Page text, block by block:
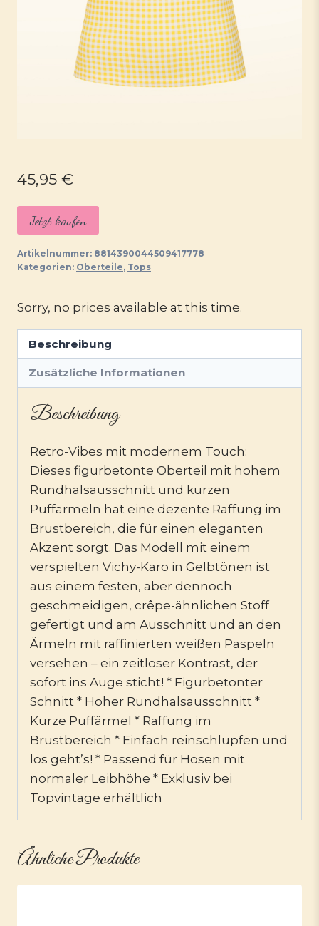
45,95 €
Jetzt kaufen
Artikelnummer: 8814390044509417778
Kategorien: Oberteile, Tops
Sorry, no prices available at this time.
Beschreibung
Zusätzliche Informationen
Beschreibung
Retro-Vibes mit modernem Touch:
Dieses figurbetonte Oberteil mit hohem
Rundhalsausschnitt und kurzen
Puffärmeln hat eine dezente Raffung im
Brustbereich, die für einen eleganten
Akzent sorgt. Das Modell mit einem
verspielten Vichy-Karo in Gelbtönen ist
aus einem festen, aber dennoch
geschmeidigen, crêpe-ähnlichen Stoff
gefertigt und am Ausschnitt und an den
Ärmeln mit raffinierten weißen Paspeln
versehen – ein zeitloser Kontrast, der
sofort ins Auge sticht! * Figurbetonter
Schnitt * Hoher Rundhalsausschnitt *
Kurze Puffärmel * Raffung im
Brustbereich * Einfach reinschlüpfen und
los geht’s! * Passend für Hosen mit
normaler Leibhöhe * Exklusiv bei
Topvintage erhältlich
Ähnliche Produkte